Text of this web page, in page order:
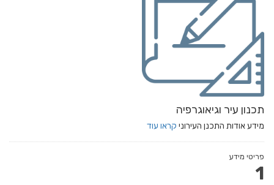
תכנון עיר וגיאוגרפיה
מידע אודות התכנן העירוני קראו עוד
פריטי מידע
1